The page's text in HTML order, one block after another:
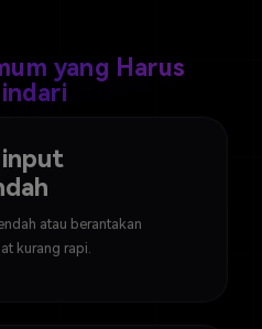
yang Harus
input
atau berantakan
kurang rapi.